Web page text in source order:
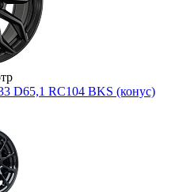
D65,1 RC104 BKS (конус)